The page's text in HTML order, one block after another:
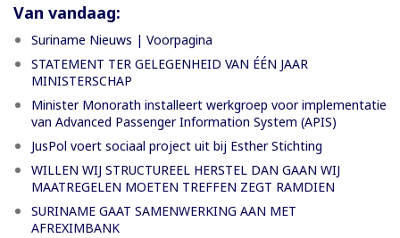
Van vandaag:
Suriname Nieuws | Voorpagina
STATEMENT TER GELEGENHEID VAN ÉÉN JAAR
MINISTERSCHAP
Minister Monorath installeert werkgroep voor implementatie
van Advanced Passenger Information System (APIS)
JusPol voert sociaal project uit bij Esther Stichting
WILLEN WIJ STRUCTUREEL HERSTEL DAN GAAN WIJ
MAATREGELEN MOETEN TREFFEN ZEGT RAMDIEN
SURINAME GAAT SAMENWERKING AAN MET
AFREXIMBANK